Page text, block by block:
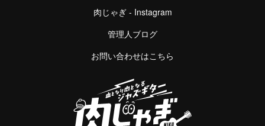
肉じゃぎ - Instagram
管理人ブログ
お問い合わせはこちら